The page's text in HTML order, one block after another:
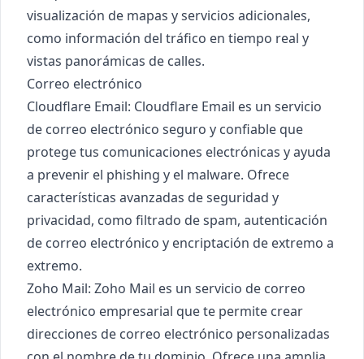
visualización de mapas y servicios adicionales,
como información del tráfico en tiempo real y
vistas panorámicas de calles.
Correo electrónico
Cloudflare Email: Cloudflare Email es un servicio
de correo electrónico seguro y confiable que
protege tus comunicaciones electrónicas y ayuda
a prevenir el phishing y el malware. Ofrece
características avanzadas de seguridad y
privacidad, como filtrado de spam, autenticación
de correo electrónico y encriptación de extremo a
extremo.
Zoho Mail: Zoho Mail es un servicio de correo
electrónico empresarial que te permite crear
direcciones de correo electrónico personalizadas